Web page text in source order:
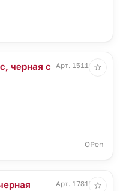
черная с
Арт. 15111.44
OPen
☆
Арт. 17819.30
☆